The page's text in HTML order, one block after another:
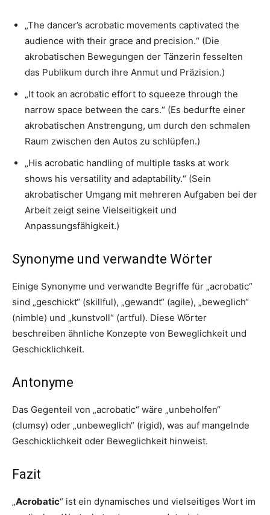
„The dancer’s acrobatic movements captivated the
audience with their grace and precision.“ (Die
akrobatischen Bewegungen der Tänzerin fesselten
das Publikum durch ihre Anmut und Präzision.)
„It took an acrobatic effort to squeeze through the
narrow space between the cars.“ (Es bedurfte einer
akrobatischen Anstrengung, um durch den schmalen
Raum zwischen den Autos zu schlüpfen.)
„His acrobatic handling of multiple tasks at work
shows his versatility and adaptability.“ (Sein
akrobatischer Umgang mit mehreren Aufgaben bei der
Arbeit zeigt seine Vielseitigkeit und
Anpassungsfähigkeit.)
Synonyme und verwandte Wörter
Einige Synonyme und verwandte Begriffe für „acrobatic“
sind „geschickt“ (skillful), „gewandt“ (agile), „beweglich“
(nimble) und „kunstvoll“ (artful). Diese Wörter
beschreiben ähnliche Konzepte von Beweglichkeit und
Geschicklichkeit.
Antonyme
Das Gegenteil von „acrobatic“ wäre „unbeholfen“
(clumsy) oder „unbeweglich“ (rigid), was auf mangelnde
Geschicklichkeit oder Beweglichkeit hinweist.
Fazit
„Acrobatic“ ist ein dynamisches und vielseitiges Wort im